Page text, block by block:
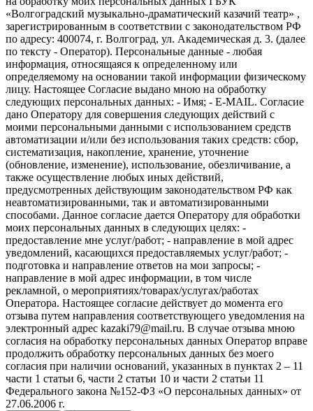
«Волгоградский музыкально-драматический казачий театр» ,
зарегистрированным в соответствии с законодательством РФ
по адресу: 400074, г. Волгоград, ул. Академическая д. 3. (далее
по тексту - Оператор). Персональные данные - любая
информация, относящаяся к определенному или
определяемому на основании такой информации физическому
лицу. Настоящее Согласие выдано мною на обработку
следующих персональных данных: - Имя; - E-MAIL. Согласие
дано Оператору для совершения следующих действий с
моими персональными данными с использованием средств
автоматизации и/или без использования таких средств: сбор,
систематизация, накопление, хранение, уточнение
(обновление, изменение), использование, обезличивание, а
также осуществление любых иных действий,
предусмотренных действующим законодательством РФ как
неавтоматизированными, так и автоматизированными
способами. Данное согласие дается Оператору для обработки
моих персональных данных в следующих целях: -
предоставление мне услуг/работ; - направление в мой адрес
уведомлений, касающихся предоставляемых услуг/работ; -
подготовка и направление ответов на мои запросы; -
направление в мой адрес информации, в том числе
рекламной, о мероприятиях/товарах/услугах/работах
Оператора. Настоящее согласие действует до момента его
отзыва путем направления соответствующего уведомления на
электронный адрес kazaki79@mail.ru. В случае отзыва мною
согласия на обработку персональных данных Оператор вправе
продолжить обработку персональных данных без моего
согласия при наличии оснований, указанных в пунктах 2 – 11
части 1 статьи 6, части 2 статьи 10 и части 2 статьи 11
Федерального закона №152-ФЗ «О персональных данных» от
27.06.2006 г.